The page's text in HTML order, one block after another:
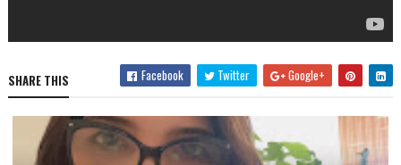
SHARE THIS Facebook Twitter Google+